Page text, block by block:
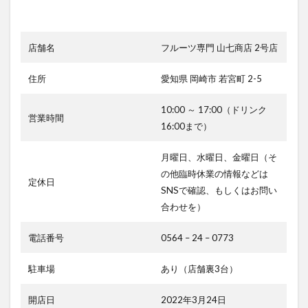
店舗名 フルーツ専門 山七商店 2号店
住所 愛知県 岡崎市 若宮町 2-5
営業時間
10:00 ～ 17:00（ドリンク
16:00まで）
定休日
月曜日、水曜日、金曜日（そ
の他臨時休業の情報などは
SNSで確認、もしくはお問い
合わせを）
電話番号 0564 – 24 – 0773
駐車場 あり（店舗裏3台）
開店日 2022年3月24日